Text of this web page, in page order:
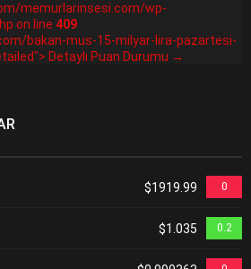
memurlarinsesi.com/wp-
on line 409
bakan-mus-15-milyar-lira-pazartesi-
Detaylı Puan Durumu →
$1919.99 0
$1.035 0.2